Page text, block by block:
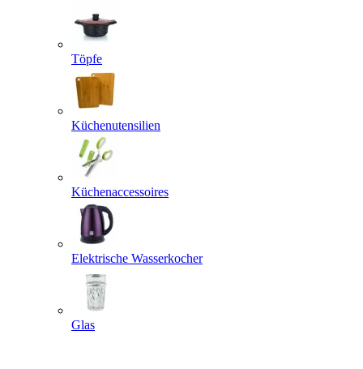
Töpfe
Küchenutensilien
Küchenaccessoires
Elektrische Wasserkocher
Glas